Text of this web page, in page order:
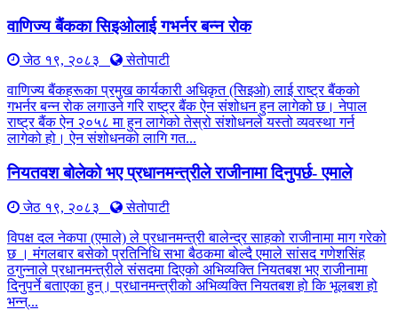
वाणिज्य बैंकका सिइओलाई गभर्नर बन्न रोक
जेठ १९, २०८३
सेतोपाटी
वाणिज्य बैंकहरूका प्रमुख कार्यकारी अधिकृत (सिइओ) लाई राष्ट्र बैंकको
गभर्नर बन्न रोक लगाउने गरि राष्ट्र बैंक ऐन संशोधन हुन लागेको छ। नेपाल
राष्ट्र बैंक ऐन २०५८ मा हुन लागेको तेस्रो संशोधनले यस्तो व्यवस्था गर्न
लागेको हो। ऐन संशोधनको लागि गत...
नियतवश बोलेको भए प्रधानमन्त्रीले राजीनामा दिनुपर्छ- एमाले
जेठ १९, २०८३
सेतोपाटी
विपक्ष दल नेकपा (एमाले) ले प्रधानमन्त्री बालेन्द्र साहको राजीनामा माग गरेको
छ । मंगलबार बसेको प्रतिनिधि सभा बैठकमा बोल्दै एमाले सांसद गणेशसिंह
ठगुन्नाले प्रधानमन्त्रीले संसदमा दिएको अभिव्यक्ति नियतबश भए राजीनामा
दिनुपर्ने बताएका हुन्। प्रधानमन्त्रीको अभिव्यक्ति नियतबश हो कि भूलबश हो
भन्न्...